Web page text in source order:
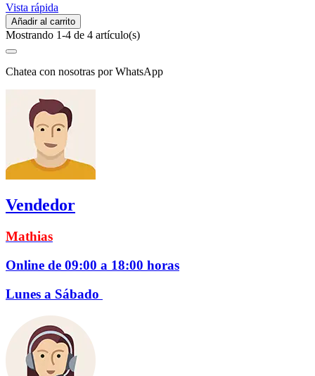
Vista rápida
Añadir al carrito
Mostrando 1-4 de 4 artículo(s)
Chatea con nosotras por WhatsApp
Vendedor
Mathias
Online de 09:00 a 18:00 horas
Lunes a Sábado